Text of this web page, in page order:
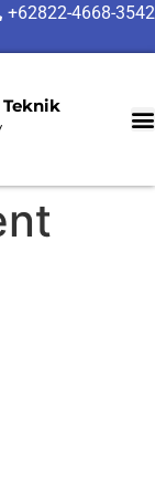
+62822-4668-3542
Teknik